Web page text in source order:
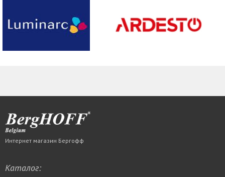
Интернет магазин Бергофф
Каталог: